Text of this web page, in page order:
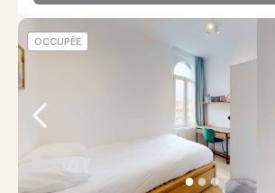
●●●
OCCUPÉE